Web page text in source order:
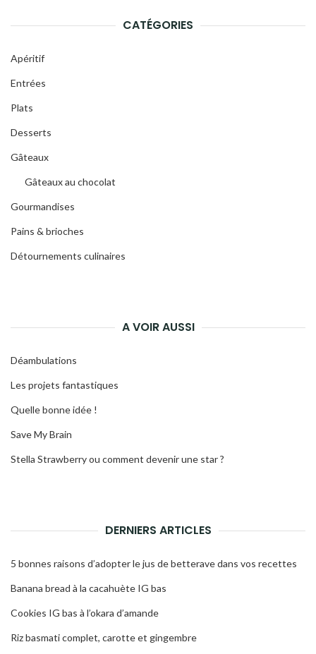
CATÉGORIES
Apéritif
Entrées
Plats
Desserts
Gâteaux
Gâteaux au chocolat
Gourmandises
Pains & brioches
Détournements culinaires
A VOIR AUSSI
Déambulations
Les projets fantastiques
Quelle bonne idée !
Save My Brain
Stella Strawberry ou comment devenir une star ?
DERNIERS ARTICLES
5 bonnes raisons d’adopter le jus de betterave dans vos recettes
Banana bread à la cacahuète IG bas
Cookies IG bas à l’okara d’amande
Riz basmati complet, carotte et gingembre